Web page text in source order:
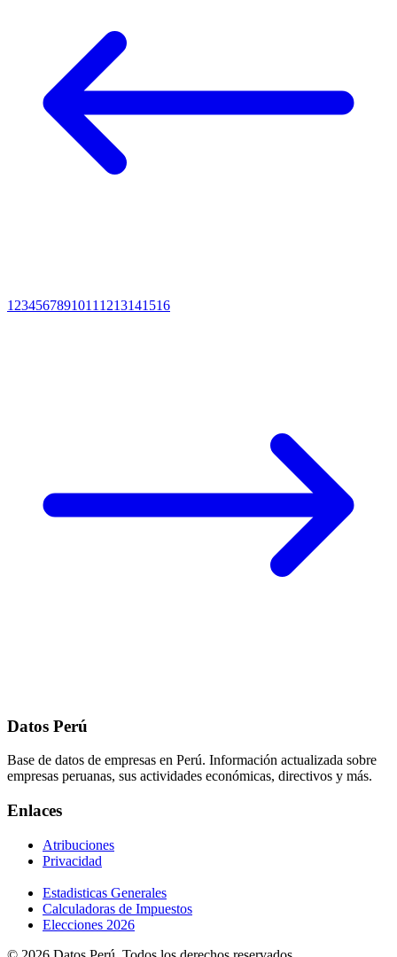
1 234567891011 1213141516
Datos Perú
Base de datos de empresas en Perú. Información actualizada sobre
empresas peruanas, sus actividades económicas, directivos y más.
Enlaces
Atribuciones
Privacidad
Estadisticas Generales
Calculadoras de Impuestos
Elecciones 2026